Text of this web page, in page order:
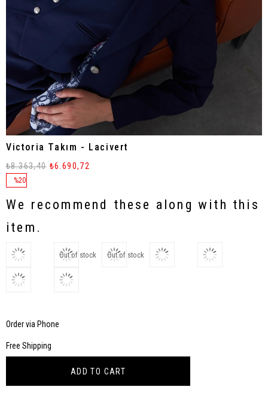
Victoria Takım - Lacivert
%20
₺8.363,40 ₺6.690,72
We recommend these along with this
item.
Out of stock Out of stock
Order via Phone
Free Shipping